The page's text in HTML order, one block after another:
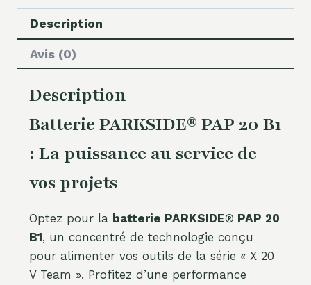
Description
Avis (0)
Description
Batterie PARKSIDE® PAP 20 B1
: La puissance au service de
vos projets
Optez pour la batterie PARKSIDE® PAP 20
B1, un concentré de technologie conçu
pour alimenter vos outils de la série « X 20
V Team ». Profitez d’une performance